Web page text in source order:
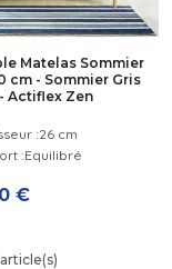
Matelas Sommier
cm - Sommier Gris
Actiflex Zen
:26 cm
:Equilibré
€